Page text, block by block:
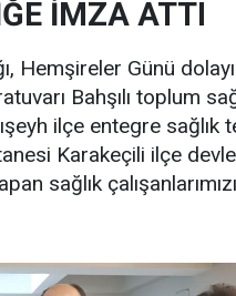
İMZA ATTI
Hemşireler Günü
Bahşılı toplum
ilçe entegre sağlık
Karakeçili ilçe
sağlık